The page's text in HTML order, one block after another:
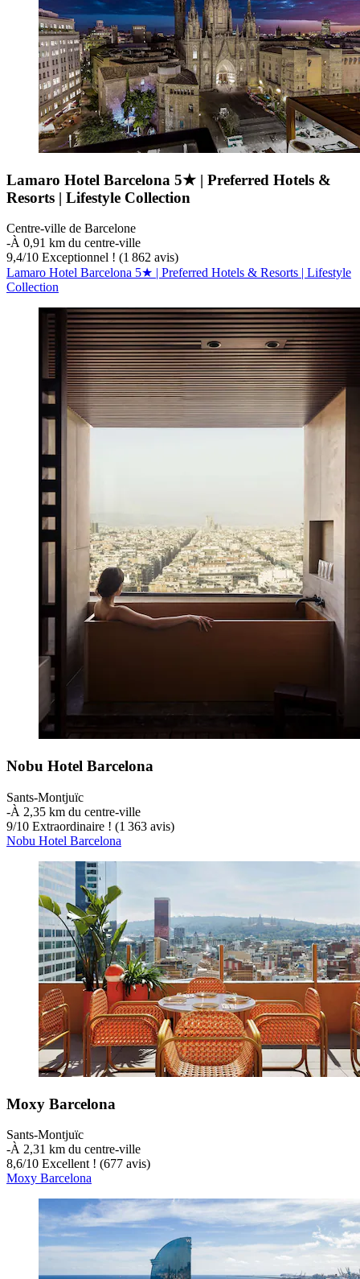
Lamaro Hotel Barcelona 5★ | Preferred Hotels &
Resorts | Lifestyle Collection
Centre-ville de Barcelone
‐À 0,91 km du centre-ville
9,4/10 Exceptionnel ! (1 862 avis)
Lamaro Hotel Barcelona 5★ | Preferred Hotels & Resorts | Lifestyle
Collection
Nobu Hotel Barcelona
Sants-Montjuïc
‐À 2,35 km du centre-ville
9/10 Extraordinaire ! (1 363 avis)
Nobu Hotel Barcelona
Moxy Barcelona
Sants-Montjuïc
‐À 2,31 km du centre-ville
8,6/10 Excellent ! (677 avis)
Moxy Barcelona